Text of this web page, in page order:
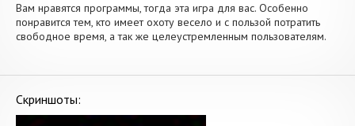
Вам нравятся программы, тогда эта игра для вас. Особенно
понравится тем, кто имеет охоту весело и с пользой потратить
свободное время, а так же целеустремленным пользователям.
Скриншоты: